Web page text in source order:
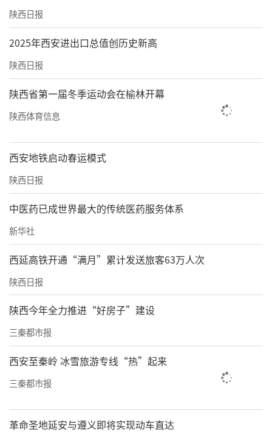
陕西日报
2025年西安进出口总值创历史新高
陕西日报
陕西省第一届冬季运动会在榆林开幕
陕西体育信息
西安地铁启动春运模式
陕西日报
中医药已成世界最大的传统医药服务体系
新华社
西延高铁开通“满月”累计发送旅客63万人次
陕西日报
陕西今年全力推进“好房子”建设
三秦都市报
西安至秦岭 冰雪旅游专线“热”起来
三秦都市报
革命圣地延安与遵义即将实现动车直达